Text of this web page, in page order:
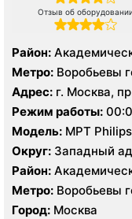
Отзыв об
Район:
Метро: Воробьевы
Университет
Адрес:
Режим работы:
Модель: МРТ Philips
среза, УЗИ Philips
Округ: Западный
Район:
Метро: Воробьевы
Университет
Город: Москва